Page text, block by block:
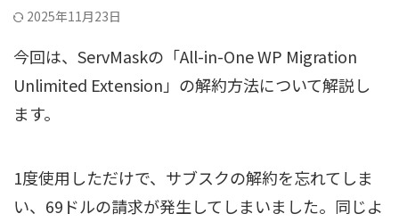
2025年11月23日
今回は、ServMaskの「All-in-One WP Migration
Unlimited Extension」の解約方法について解説し
ます。
1度使用しただけで、サブスクの解約を忘れてしま
い、69ドルの請求が発生してしまいました。同じよ